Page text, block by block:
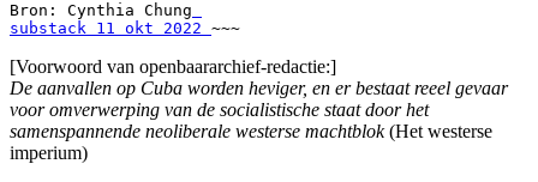
Bron: Cynthia Chung
substack 11 okt 2022 ~~~
[Voorwoord van openbaararchief-redactie:]
De aanvallen op Cuba worden heviger, en er bestaat reeel gevaar
voor omverwerping van de socialistische staat door het
samenspannende neoliberale westerse machtblok(Het westerse
imperium)